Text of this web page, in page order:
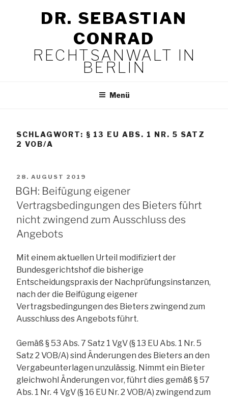
DR. SEBASTIAN
CONRAD
RECHTSANWALT IN
BERLIN
Menü
SCHLAGWORT: § 13 EU ABS. 1 NR. 5 SATZ
2 VOB/A
VERÖFFENTLICHT
AM
28. AUGUST 2019
BGH: Beifügung eigener
Vertragsbedingungen des Bieters führt
nicht zwingend zum Ausschluss des
Angebots
Mit einem aktuellen Urteil modifiziert der
Bundesgerichtshof die bisherige
Entscheidungspraxis der Nachprüfungsinstanzen,
nach der die Beifügung eigener
Vertragsbedingungen des Bieters zwingend zum
Ausschluss des Angebots führt.
Gemäß § 53 Abs. 7 Satz 1 VgV (§ 13 EU Abs. 1 Nr. 5
Satz 2 VOB/A) sind Änderungen des Bieters an den
Vergabeunterlagen unzulässig. Nimmt ein Bieter
gleichwohl Änderungen vor, führt dies gemäß § 57
Abs. 1 Nr. 4 VgV (§ 16 EU Nr. 2 VOB/A) zwingend zum